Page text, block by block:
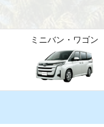
ミニバン・ワゴン